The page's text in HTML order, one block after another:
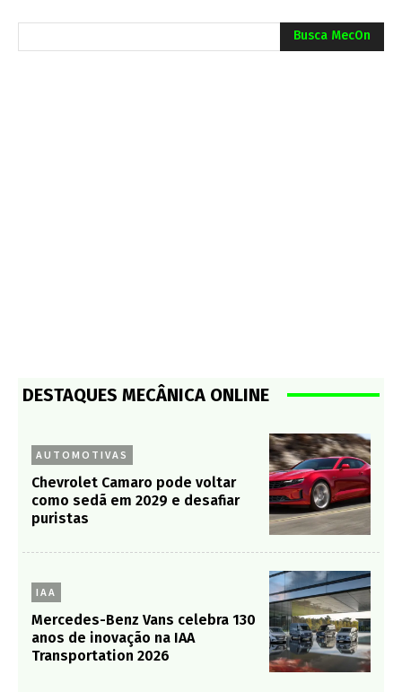
Busca MecOn
DESTAQUES MECÂNICA ONLINE
AUTOMOTIVAS
Chevrolet Camaro pode voltar
como sedã em 2029 e desafiar
puristas
IAA
Mercedes-Benz Vans celebra 130
anos de inovação na IAA
Transportation 2026